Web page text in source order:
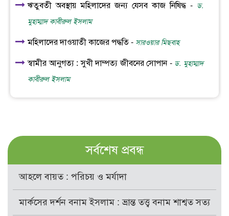
ঋতুবতী অবস্থায় মহিলাদের জন্য যেসব কাজ নিষিদ্ধ - ড.
মুহাম্মাদ কাবীরুল ইসলাম
মহিলাদের দাওয়াতী কাজের পদ্ধতি - সারওয়ার মিছবাহ
স্বামীর আনুগত্য : সুখী দাম্পত্য জীবনের সোপান - ড. মুহাম্মাদ
কাবীরুল ইসলাম
সর্বশেষ প্রবন্ধ
আহলে বায়ত : পরিচয় ও মর্যাদা
মার্কসের দর্শন বনাম ইসলাম : ভ্রান্ত তত্ত্ব বনাম শাশ্বত সত্য